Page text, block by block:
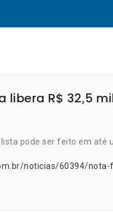
libera R$ 32,5
pode ser feito em até
noticias/60394/